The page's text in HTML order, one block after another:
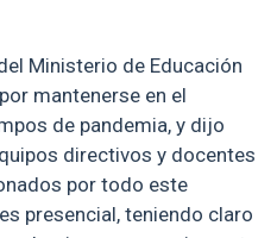
Ministerio de Educación
mantenerse en el
de pandemia, y dijo
directivos y docentes
por todo este
presencial, teniendo claro